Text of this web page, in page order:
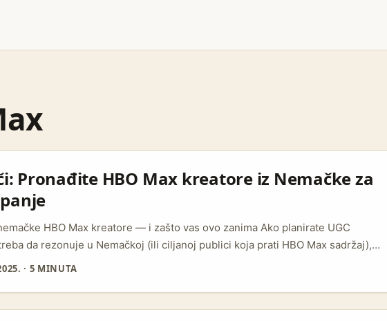
Pronađite HBO Max kreatore iz Nemačke za
HBO Max kreatore — i zašto vas ovo zanima Ako planirate UGC
da rezonuje u Nemačkoj (ili ciljanoj publici koja prati HBO Max sadržaj),
nije samo “skok na TikTok”. Radi se o kombinaciji kulturne
formata i pozicioniranja brenda uz serije/filmove koji su trenutno
Banijay Germany (izvor: Banijay Germany) igraju veliku ulogu u nemačkom
— to znači da postoji već izgrađena publika koja čeka recenzije,
· 5 MINUTA